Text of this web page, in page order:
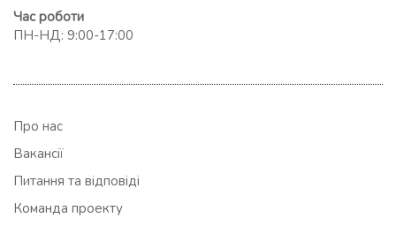
Час роботи
ПН-НД: 9:00-17:00
Про нас
Вакансії
Питання та відповіді
Команда проекту